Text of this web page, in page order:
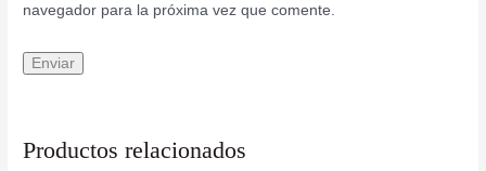
navegador para la próxima vez que comente.
Productos relacionados